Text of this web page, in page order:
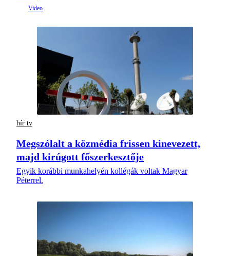
hír tv
Megszólalt a közmédia frissen kinevezett,
majd kirúgott főszerkesztője
Egyik korábbi munkahelyén kollégák voltak Magyar
Péterrel.